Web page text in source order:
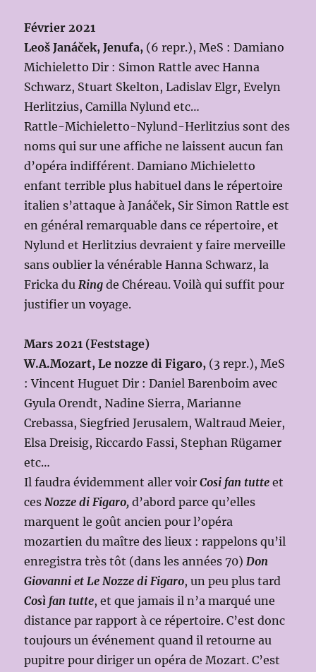
Février 2021
Leoš Janáček, Jenufa, (6 repr.), MeS : Damiano
Michieletto Dir : Simon Rattle avec Hanna
Schwarz, Stuart Skelton, Ladislav Elgr, Evelyn
Herlitzius, Camilla Nylund etc…
Rattle-Michieletto-Nylund-Herlitzius sont des
noms qui sur une affiche ne laissent aucun fan
d’opéra indifférent. Damiano Michieletto
enfant terrible plus habituel dans le répertoire
italien s’attaque à Janáček, Sir Simon Rattle est
en général remarquable dans ce répertoire, et
Nylund et Herlitzius devraient y faire merveille
sans oublier la vénérable Hanna Schwarz, la
Fricka duRingde Chéreau. Voilà qui suffit pour
justifier un voyage.
Mars 2021 (Feststage)
W.A.Mozart, Le nozze di Figaro, (3 repr.), MeS
: Vincent Huguet Dir : Daniel Barenboim avec
Gyula Orendt, Nadine Sierra, Marianne
Crebassa, Siegfried Jerusalem, Waltraud Meier,
Elsa Dreisig, Riccardo Fassi, Stephan Rügamer
etc…
Il faudra évidemment aller voirCosi fan tutte et
cesNozze di Figaro,d’abord parce qu’elles
marquent le goût ancien pour l’opéra
mozartien du maître des lieux : rappelons qu’il
enregistra très tôt (dans les années 70)Don
Giovanni et Le Nozze di Figaro, un peu plus tard
Così fan tutte, et que jamais il n’a marqué une
distance par rapport à ce répertoire. C’est donc
toujours un événement quand il retourne au
pupitre pour diriger un opéra de Mozart. C’est